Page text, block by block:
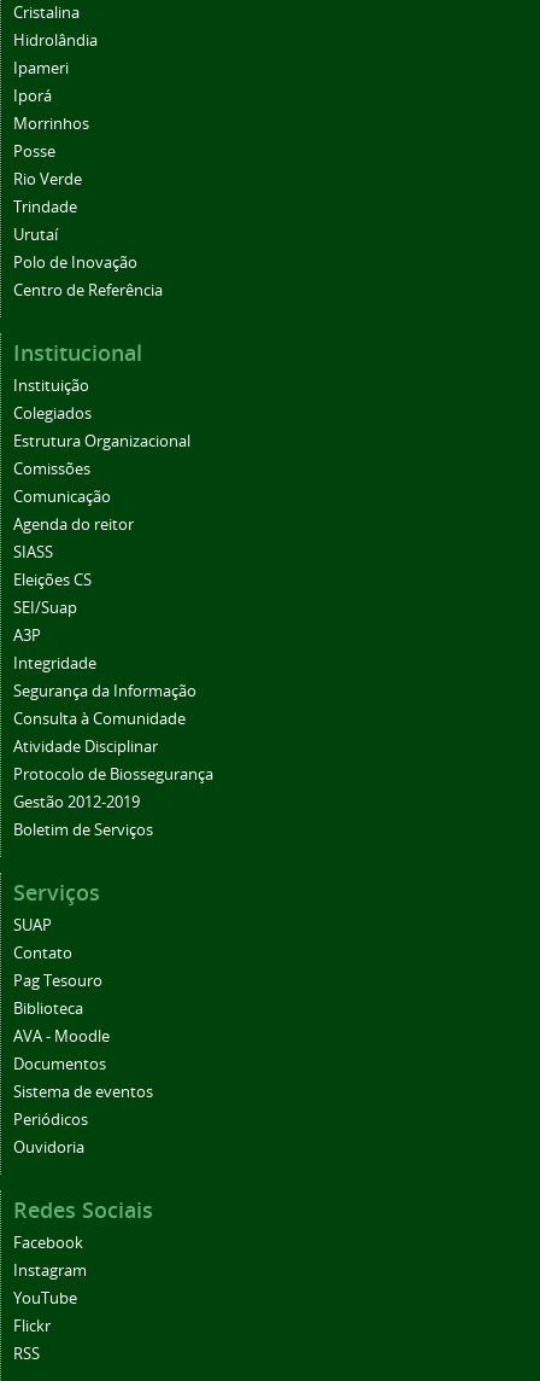
Cristalina
Hidrolândia
Ipameri
Iporá
Morrinhos
Posse
Rio Verde
Trindade
Urutaí
Polo de Inovação
Centro de Referência
Institucional
Instituição
Colegiados
Estrutura Organizacional
Comissões
Comunicação
Agenda do reitor
SIASS
Eleições CS
SEI/Suap
A3P
Integridade
Segurança da Informação
Consulta à Comunidade
Atividade Disciplinar
Protocolo de Biossegurança
Gestão 2012-2019
Boletim de Serviços
Serviços
SUAP
Contato
Pag Tesouro
Biblioteca
AVA - Moodle
Documentos
Sistema de eventos
Periódicos
Ouvidoria
Redes Sociais
Facebook
Instagram
YouTube
Flickr
RSS